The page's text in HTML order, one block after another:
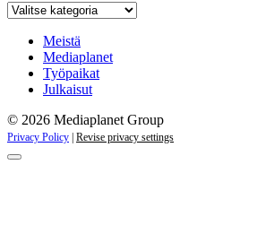
Kategoriat
Meistä
Mediaplanet
Työpaikat
Julkaisut
© 2026 Mediaplanet Group
Privacy Policy Revise privacy settings